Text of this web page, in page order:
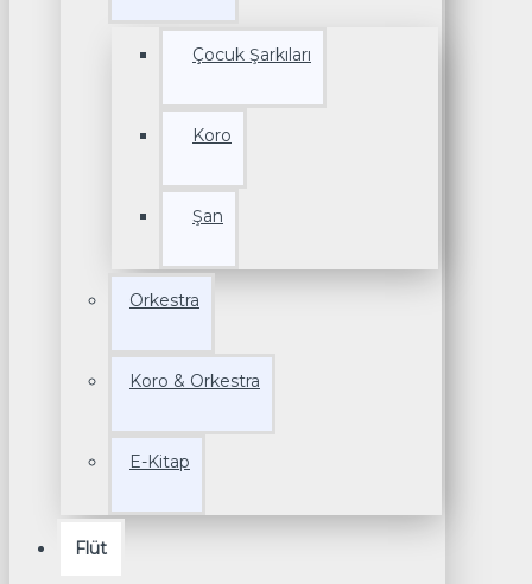
Çocuk Şarkıları
Koro
Şan
Orkestra
Koro & Orkestra
E-Kitap
Flüt